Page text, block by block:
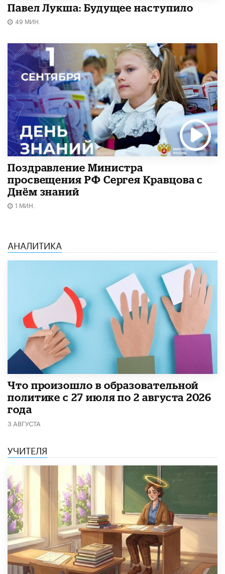
Павел Лукша: Будущее наступило
49 МИН.
Поздравление Министра
просвещения РФ Сергея Кравцова с
Днём знаний
1 МИН.
АНАЛИТИКА
​Что произошло в образовательной
политике с 27 июля по 2 августа 2026
года
3 АВГУСТА
УЧИТЕЛЯ